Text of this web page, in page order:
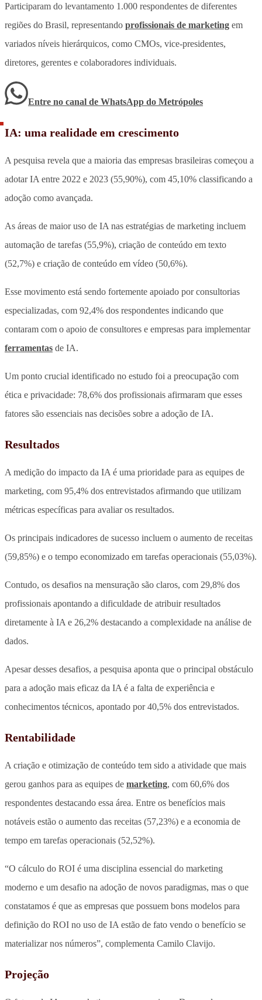
Participaram do levantamento 1.000 respondentes de diferentes
regiões do Brasil, representando profissionais de marketing em
variados níveis hierárquicos, como CMOs, vice-presidentes,
diretores, gerentes e colaboradores individuais.
Entre no canal de WhatsApp do Metrópoles
IA: uma realidade em crescimento
A pesquisa revela que a maioria das empresas brasileiras começou a
adotar IA entre 2022 e 2023 (55,90%), com 45,10% classificando a
adoção como avançada.
As áreas de maior uso de IA nas estratégias de marketing incluem
automação de tarefas (55,9%), criação de conteúdo em texto
(52,7%) e criação de conteúdo em vídeo (50,6%).
Esse movimento está sendo fortemente apoiado por consultorias
especializadas, com 92,4% dos respondentes indicando que
contaram com o apoio de consultores e empresas para implementar
ferramentas de IA.
Um ponto crucial identificado no estudo foi a preocupação com
ética e privacidade: 78,6% dos profissionais afirmaram que esses
fatores são essenciais nas decisões sobre a adoção de IA.
Resultados
A medição do impacto da IA é uma prioridade para as equipes de
marketing, com 95,4% dos entrevistados afirmando que utilizam
métricas específicas para avaliar os resultados.
Os principais indicadores de sucesso incluem o aumento de receitas
(59,85%) e o tempo economizado em tarefas operacionais (55,03%).
Contudo, os desafios na mensuração são claros, com 29,8% dos
profissionais apontando a dificuldade de atribuir resultados
diretamente à IA e 26,2% destacando a complexidade na análise de
dados.
Apesar desses desafios, a pesquisa aponta que o principal obstáculo
para a adoção mais eficaz da IA é a falta de experiência e
conhecimentos técnicos, apontado por 40,5% dos entrevistados.
Rentabilidade
A criação e otimização de conteúdo tem sido a atividade que mais
gerou ganhos para as equipes de marketing, com 60,6% dos
respondentes destacando essa área. Entre os benefícios mais
notáveis estão o aumento das receitas (57,23%) e a economia de
tempo em tarefas operacionais (52,52%).
“O cálculo do ROI é uma disciplina essencial do marketing
moderno e um desafio na adoção de novos paradigmas, mas o que
constatamos é que as empresas que possuem bons modelos para
definição do ROI no uso de IA estão de fato vendo o benefício se
materializar nos números”, complementa Camilo Clavijo.
Projeção